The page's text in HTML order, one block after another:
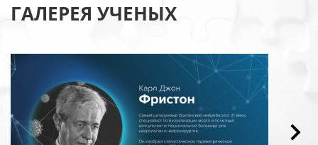
ГАЛЕРЕЯ УЧЕНЫХ